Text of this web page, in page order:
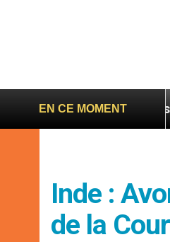
EN CE MOMENT
pape à Assise : « Allons-y
Inde :
de la